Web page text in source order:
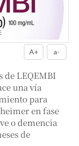
A+ a-
de LEQEMBI
una vía
para
en fase
o demencia
de